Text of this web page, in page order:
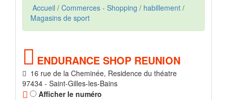
Accueil / Commerces - Shopping / habillement /
Magasins de sport
ENDURANCE SHOP REUNION
16 rue de la Cheminée, Residence du théatre
97434 - Saint-Gilles-les-Bains
Afficher le numéro